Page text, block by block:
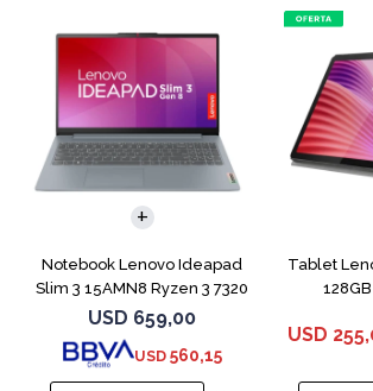
Notebook Lenovo Ideapad
Slim 3 15AMN8 Ryzen 3 7320
256GB 8GB
USD 659,00
USD 560,15
Tablet
USD